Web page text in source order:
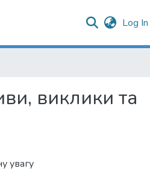
Log In
виклики та
увагу